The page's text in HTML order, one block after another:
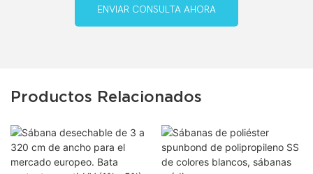
ENVIAR CONSULTA AHORA
Productos Relacionados